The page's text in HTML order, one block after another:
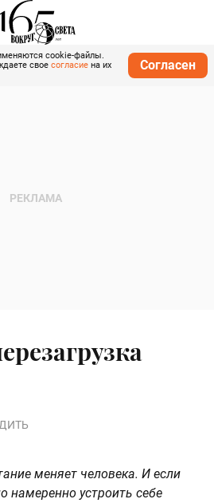
cookie-файлы.
свое согласие на их
Согласен
меняет человека. И если
намеренно устроить себе